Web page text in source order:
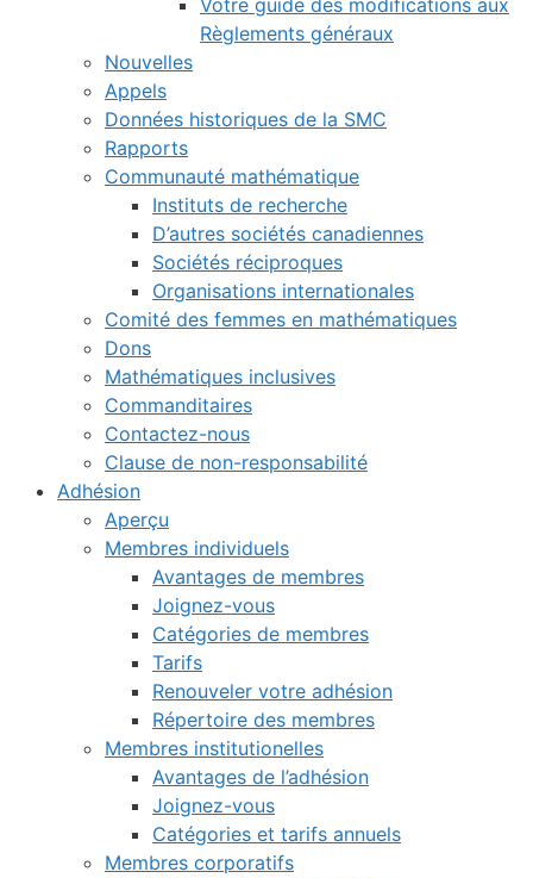
Votre guide des modifications aux
Règlements généraux
Nouvelles
Appels
Données historiques de la SMC
Rapports
Communauté mathématique
Instituts de recherche
D’autres sociétés canadiennes
Sociétés réciproques
Organisations internationales
Comité des femmes en mathématiques
Dons
Mathématiques inclusives
Commanditaires
Contactez-nous
Clause de non-responsabilité
Adhésion
Aperçu
Membres individuels
Avantages de membres
Joignez-vous
Catégories de membres
Tarifs
Renouveler votre adhésion
Répertoire des membres
Membres institutionelles
Avantages de l’adhésion
Joignez-vous
Catégories et tarifs annuels
Membres corporatifs